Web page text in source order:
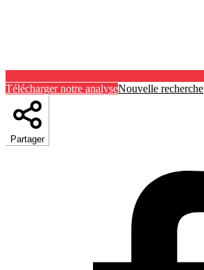
Télécharger notre analyseNouvelle recherche
Partager